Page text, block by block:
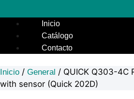
Inicio
Catálogo
Contacto
Inicio / General / QUICK Q303-4C
with sensor (Quick 202D)